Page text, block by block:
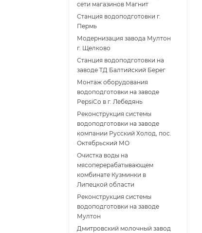
сети магазинов Магнит
Станция водоподготовки г.
Пермь
Модернизация завода Мултон
г. Щелково
Станция водоподготовки на
заводе ТД Балтийский Берег
Монтаж оборудования
водоподготовки на заводе
PepsiCo в г. Лебедянь
Реконструкция системы
водоподготовки на заводе
компании Русский Холод, пос.
Октябрьский МО
Очистка воды на
мясоперерабатывающем
комбинате Кузминки в
Липецкой области
Реконструкция системы
водоподготовки на заводе
Мултон
Дмитровский молочный завод